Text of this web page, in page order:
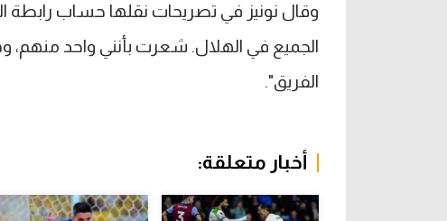
وقال نونيز في تصريحات نقلها حساب
الجميع في الهلال. شعرت بأنني واحد منهم،
الفريق".
أخبار متعلقة: